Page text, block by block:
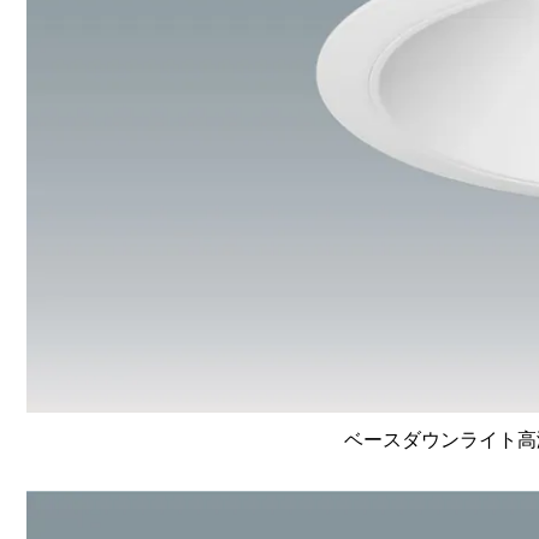
ベースダウンライト